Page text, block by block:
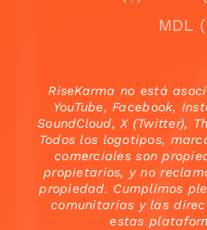
MDL
RiseKarma no está
YouTube, Facebook,
SoundCloud, X (Twitter),
Todos los logotipos,
comerciales son
propietarios, y no
propiedad. Cumplimos
comunitarias y las
estas